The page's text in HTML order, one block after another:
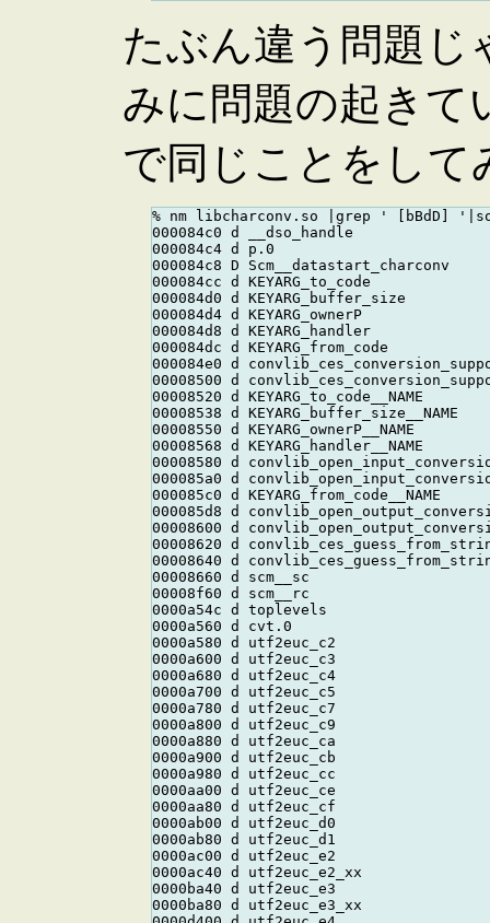
たぶん違う問題じ
みに問題の起きて
で同じことをして
% nm libcharconv.so |grep '
000084c0 d __dso_handle
000084c4 d p.0
000084c8 D Scm__datastart_charconv
000084cc d KEYARG_to_code
000084d0 d KEYARG_buffer_size
000084d4 d KEYARG_ownerP
000084d8 d KEYARG_handler
000084dc d KEYARG_from_code
000084e0 d
00008500 d
00008520 d KEYARG_to_code__NAME
00008538 d KEYARG_buffer_size__NAME
00008550 d KEYARG_ownerP__NAME
00008568 d KEYARG_handler__NAME
00008580 d
000085a0 d
000085c0 d KEYARG_from_code__NAME
000085d8 d
00008600 d
00008620 d
00008640 d
00008660 d scm__sc
00008f60 d scm__rc
0000a54c d toplevels
0000a560 d cvt.0
0000a580 d utf2euc_c2
0000a600 d utf2euc_c3
0000a680 d utf2euc_c4
0000a700 d utf2euc_c5
0000a780 d utf2euc_c7
0000a800 d utf2euc_c9
0000a880 d utf2euc_ca
0000a900 d utf2euc_cb
0000a980 d utf2euc_cc
0000aa00 d utf2euc_ce
0000aa80 d utf2euc_cf
0000ab00 d utf2euc_d0
0000ab80 d utf2euc_d1
0000ac00 d utf2euc_e2
0000ac40 d utf2euc_e2_xx
0000ba40 d utf2euc_e3
0000ba80 d utf2euc_e3_xx